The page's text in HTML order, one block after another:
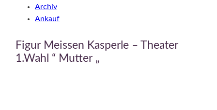
Archiv
Ankauf
Figur Meissen Kasperle – Theater
1.Wahl “ Mutter „